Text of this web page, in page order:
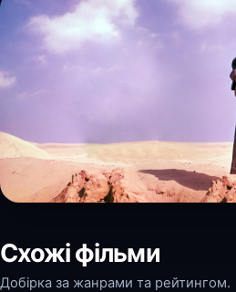
Схожі фільми
Добірка за жанрами та рейтингом.